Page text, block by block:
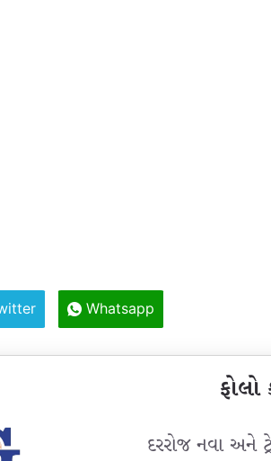
Whatsapp
ફોલો
દરરોજ નવા અને